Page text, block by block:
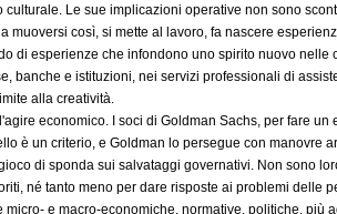
culturale. Le sue implicazioni operative non sono
muoversi così, si mette al lavoro, fa nascere
di esperienze che infondono uno spirito nuovo
banche e istituzioni, nei servizi professionali di
alla creatività.
economico. I soci di Goldman Sachs, per fare
è un criterio, e Goldman lo persegue con manovre
di sponda sui salvataggi governativi. Non sono
né tanto meno per dare risposte ai problemi delle
micro- e macro-economiche, normative, politiche,